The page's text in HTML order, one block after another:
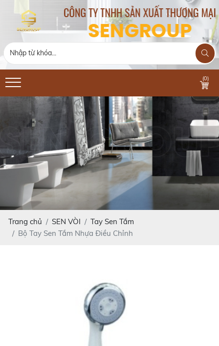
(0)
Trang chủ SEN VÒI
Tay Sen Tắm
Bộ Tay Sen Tắm Nhựa Điều Chỉnh